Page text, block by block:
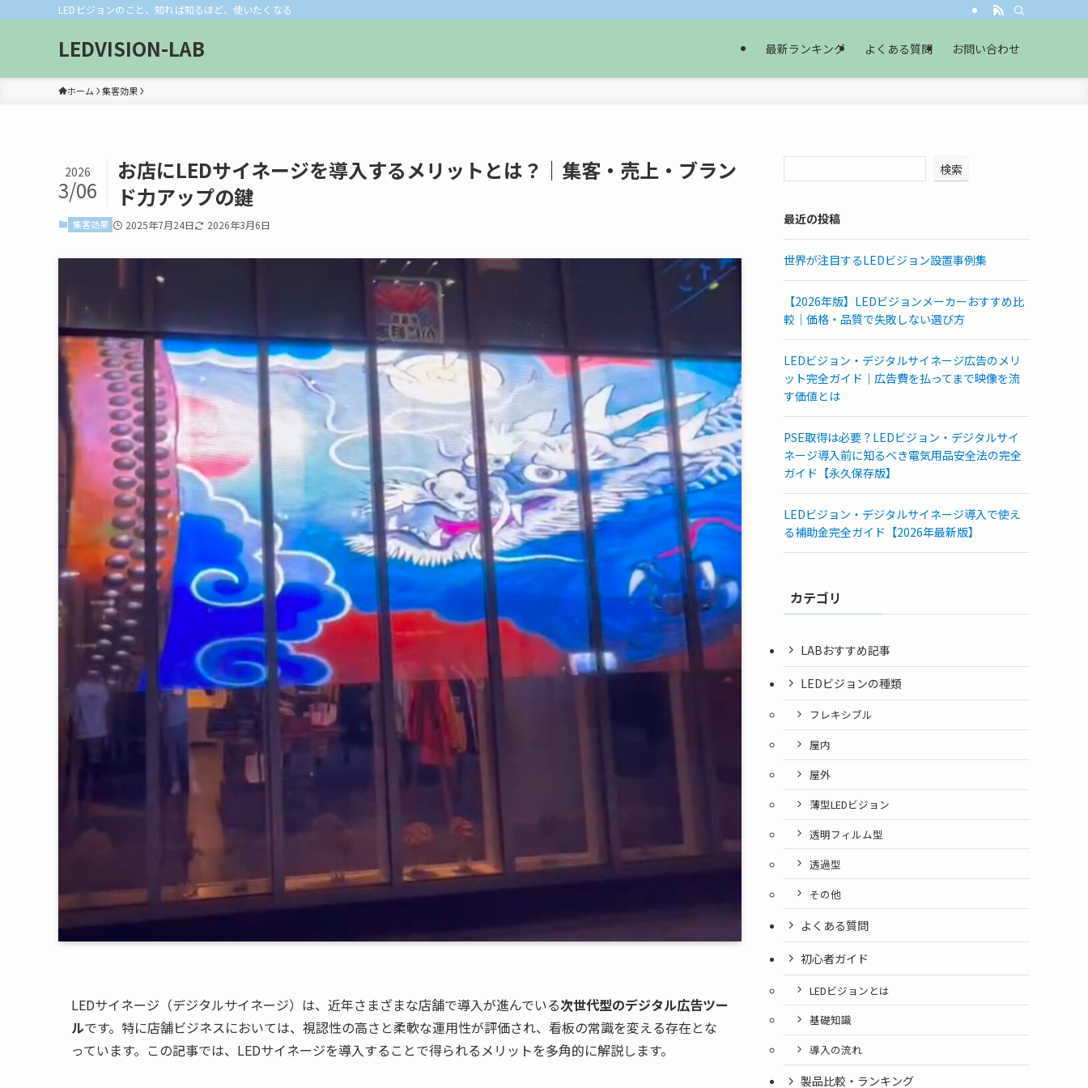
LEDビジョンのこと、知れば知るほど、使いたくなる
LEDVISION-LAB 最新ランキング よくある質問 お問い合わせ
ホーム 集客効果
お店にLEDサイネージを導入するメリットとは？｜集客・売上・ブラン
ド力アップの鍵
2026
3/06
集客効果 2025年7月24日 2026年3月6日
LEDサイネージ（デジタルサイネージ）は、近年さまざまな店舗で導入が進んでいる次世代型のデジタル広告ツー
ルです。特に店舗ビジネスにおいては、視認性の高さと柔軟な運用性が評価され、看板の常識を変える存在とな
っています。この記事では、LEDサイネージを導入することで得られるメリットを多角的に解説します。
検索
最近の投稿
世界が注目するLEDビジョン設置事例集
【2026年版】LEDビジョンメーカーおすすめ比
較｜価格・品質で失敗しない選び方
LEDビジョン・デジタルサイネージ広告のメリ
ット完全ガイド｜広告費を払ってまで映像を流
す価値とは
PSE取得は必要？LEDビジョン・デジタルサイ
ネージ導入前に知るべき電気用品安全法の完全
ガイド【永久保存版】
LEDビジョン・デジタルサイネージ導入で使え
る補助金完全ガイド【2026年最新版】
カテゴリ
LABおすすめ記事
LEDビジョンの種類
フレキシブル
屋内
屋外
薄型LEDビジョン
透明フィルム型
透過型
その他
よくある質問
初心者ガイド
LEDビジョンとは
基礎知識
導入の流れ
製品比較・ランキング